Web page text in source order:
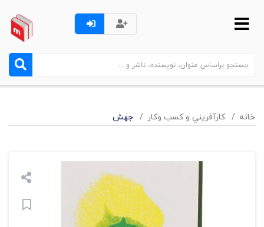
خانه کارآفريني و کسب وکار جهش